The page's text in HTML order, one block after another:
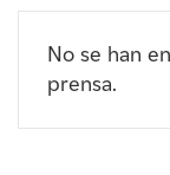
Afiliados
No se han
prensa.